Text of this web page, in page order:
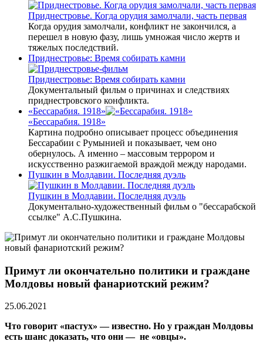
Приднестровье. Когда орудия замолчали, часть первая
Когда орудия замолчали, конфликт не закончился, а
перешел в новую фазу, лишь умножая число жертв и
тяжелых последствий.
Приднестровье: Время собирать камни
Приднестровье: Время собирать камни
Документальный фильм о причинах и следствиях
приднестровского конфликта.
«Бессарабия. 1918»
«Бессарабия. 1918»
Картина подробно описывает процесс объединения
Бессарабии с Румынией и показывает, чем оно
обернулось. А именно – массовым террором и
искусственно разжигаемой враждой между народами.
Пушкин в Молдавии. Последняя дуэль
Пушкин в Молдавии. Последняя дуэль
Документально-художественный фильм о "бессарабской
ссылке" А.С.Пушкина.
Примут ли окончательно политики и граждане
Молдовы новый фанариотский режим?
25.06.2021
Что говорит «пастух» — известно. Но у граждан Молдовы
есть шанс доказать, что они — не «овцы».